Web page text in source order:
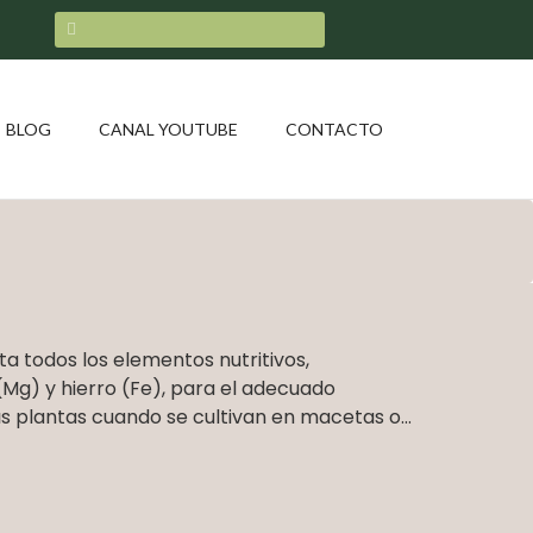
BLOG CANAL YOUTUBE CONTACTO
todos los elementos nutritivos,
y hierro (Fe), para el adecuado
plantas cuando se cultivan en macetas o...